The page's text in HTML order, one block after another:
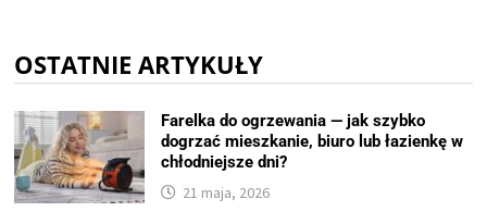
OSTATNIE ARTYKUŁY
Farelka do ogrzewania — jak szybko
dogrzać mieszkanie, biuro lub łazienkę w
chłodniejsze dni?
21 maja, 2026